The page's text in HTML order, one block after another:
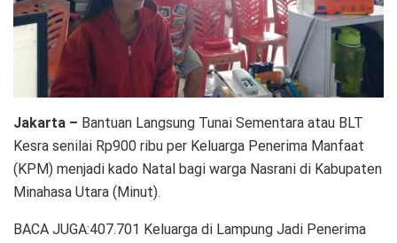
Jakarta – Bantuan Langsung Tunai Sementara atau BLT
Kesra senilai Rp900 ribu per Keluarga Penerima Manfaat
(KPM) menjadi kado Natal bagi warga Nasrani di Kabupaten
Minahasa Utara (Minut).
BACA JUGA:407.701 Keluarga di Lampung Jadi Penerima